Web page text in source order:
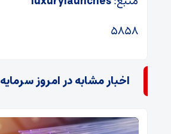
۵۸۵۸
اخبار مشابه در امروز سرمایه